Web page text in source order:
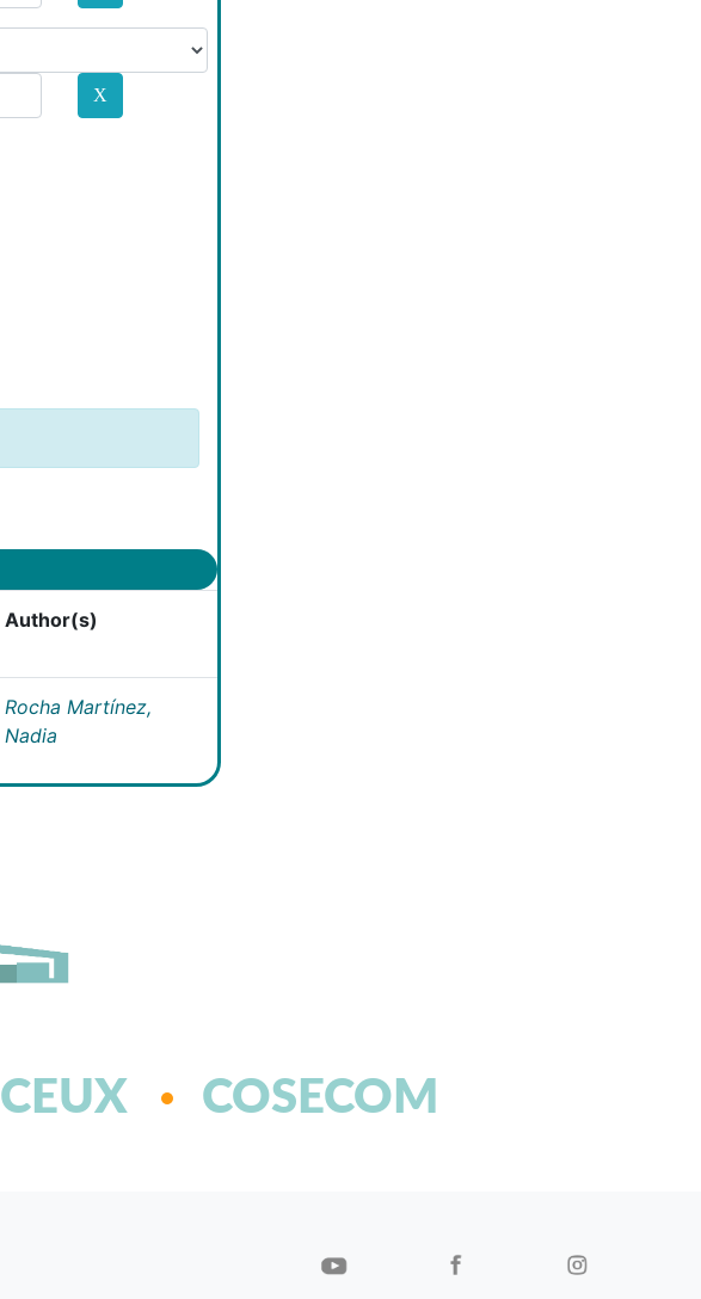
Author(s)
Rocha Martínez,
Nadia
CEUX COSECOM